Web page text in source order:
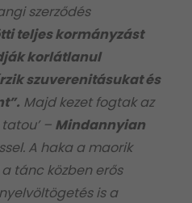
szerződés
teljes kormányzást
korlátlanul
szuverenitásukat és
Majd kezet fogtak az
– Mindannyian
A haka a maorik
tánc közben erős
is a